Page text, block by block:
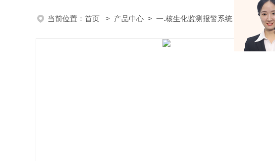
当前位置： 首页 > 产品中心 > 一.核生化监测报警系统 7.核生